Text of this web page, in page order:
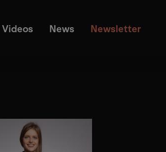
Videos News Newsletter